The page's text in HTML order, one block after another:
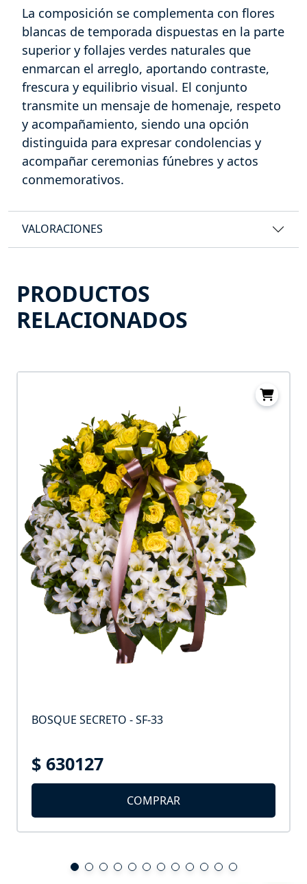
La composición se complementa con flores
blancas de temporada dispuestas en la parte
superior y follajes verdes naturales que
enmarcan el arreglo, aportando contraste,
frescura y equilibrio visual. El conjunto
transmite un mensaje de homenaje, respeto
y acompañamiento, siendo una opción
distinguida para expresar condolencias y
acompañar ceremonias fúnebres y actos
conmemorativos.
VALORACIONES
PRODUCTOS
RELACIONADOS
BOSQUE SECRETO - SF-33
$ 630127
COMPRAR